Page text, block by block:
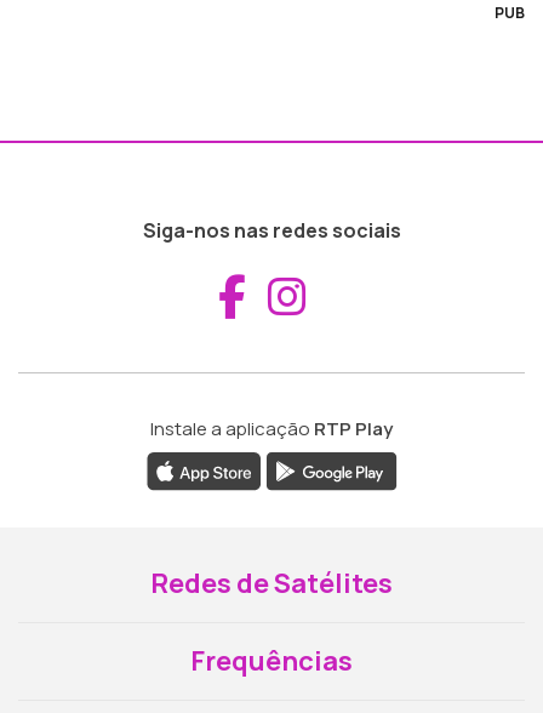
PUB
Siga-nos nas redes sociais
Aceder ao
Instale a aplicação RTP Play
Redes de Satélites
Frequências